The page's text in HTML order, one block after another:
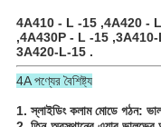
4A410 - L -15 ,4A420 -
,4A430P - L -15 ,3A410-
3A420-L-15 .
4A পণ্যের বৈশিষ্ট্য
1. স্লাইডিং কলাম মোডে গঠন: ভাল